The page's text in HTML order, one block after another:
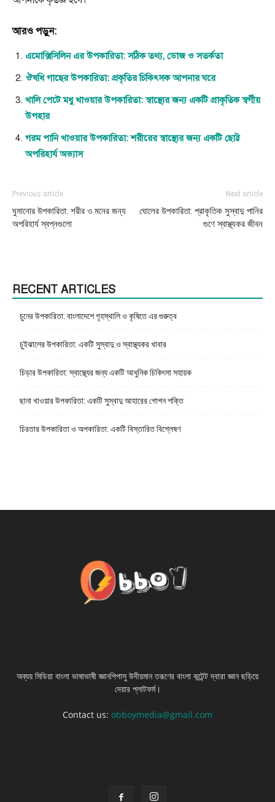
আরও পড়ুন:
এমোক্সিসিলিন এর উপকারিতা: সঠিক তথ্য, ডোজ ও সতর্কতা
ঔষধি গাছের উপকারিতা: প্রকৃতির চিকিৎসক আপনার ঘরে
খালি পেটে মধু খাওয়ার উপকারিতা: স্বাস্থ্যের জন্য একটি প্রাকৃতিক স্বর্গীয়
উপহার
গরম পানি খাওয়ার উপকারিতা: শরীরের স্বাস্থ্যের জন্য একটি ছোট্ট
অপরিহার্য অভ্যাস
Previous article
ঘুমানোর উপকারিতা: শরীর ও মনের জন্য
অপরিহার্য স্বপ্নগুলো
Next article
ঘোলের উপকারিতা: প্রাকৃতিক সুস্বাদু পানির
গুণে স্বাস্থ্যকর জীবন
RECENT ARTICLES
চুনের উপকারিতা: বাংলাদেশে গৃহস্থালি ও কৃষিতে এর গুরুত্ব
চুইঝালের উপকারিতা: একটি সুস্বাদু ও স্বাস্থ্যকর খাবার
চিড়ার উপকারিতা: স্বাস্থ্যের জন্য একটি আধুনিক চিকিৎসা সহায়ক
ছানা খাওয়ার উপকারিতা: একটি সুস্বাদু আহারের গোপন শক্তি
চিরতার উপকারিতা ও অপকারিতা: একটি বিস্তারিত বিশ্লেষণ
অব্যয় মিডিয়া বাংলা ভাষাভাষী জ্ঞানপিপাসু উদীয়মান তরূণের বাংলা কন্টেন্ট দ্বারা জ্ঞান ছড়িয়ে
দেয়ার প্লাটফর্ম।
Contact us: obboymedia@gmail.com